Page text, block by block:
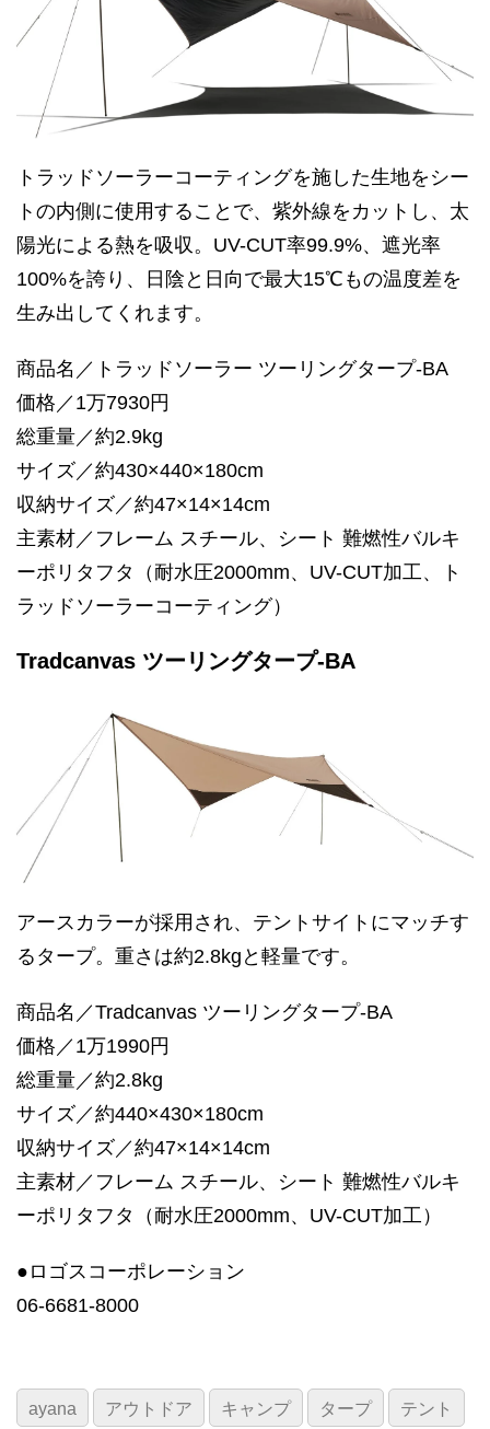
トラッドソーラーコーティングを施した生地をシー
トの内側に使用することで、紫外線をカットし、太
陽光による熱を吸収。UV-CUT率99.9%、遮光率
100%を誇り、日陰と日向で最大15℃もの温度差を
生み出してくれます。
商品名／トラッドソーラー ツーリングタープ-BA
価格／1万7930円
総重量／約2.9kg
サイズ／約430×440×180cm
収納サイズ／約47×14×14cm
主素材／フレーム スチール、シート 難燃性バルキ
ーポリタフタ（耐水圧2000mm、UV-CUT加工、ト
ラッドソーラーコーティング）
Tradcanvas ツーリングタープ-BA
アースカラーが採用され、テントサイトにマッチす
るタープ。重さは約2.8kgと軽量です。
商品名／Tradcanvas ツーリングタープ-BA
価格／1万1990円
総重量／約2.8kg
サイズ／約440×430×180cm
収納サイズ／約47×14×14cm
主素材／フレーム スチール、シート 難燃性バルキ
ーポリタフタ（耐水圧2000mm、UV-CUT加工）
●ロゴスコーポレーション
06-6681-8000
ayana アウトドア キャンプ タープ テント